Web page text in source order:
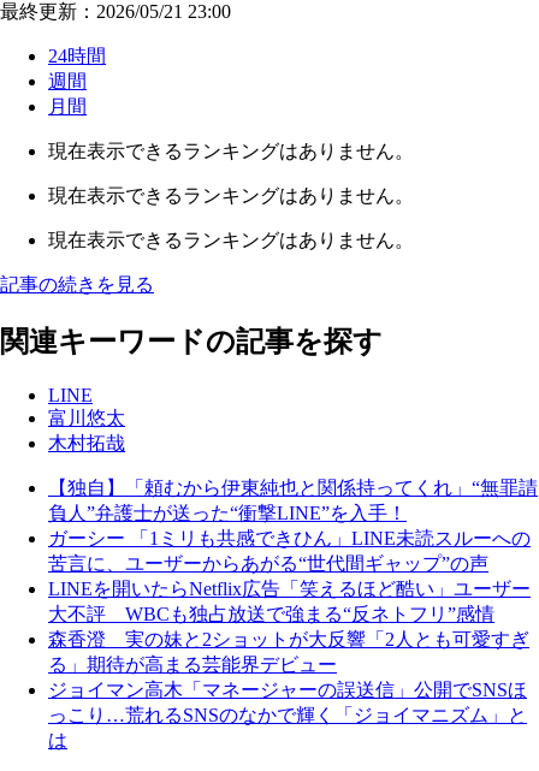
最終更新：2026/05/21 23:00
24時間
週間
月間
現在表示できるランキングはありません。
現在表示できるランキングはありません。
現在表示できるランキングはありません。
記事の続きを見る
関連キーワードの記事を探す
LINE
富川悠太
木村拓哉
【独自】「頼むから伊東純也と関係持ってくれ」“無罪請
負人”弁護士が送った“衝撃LINE”を入手！
ガーシー 「1ミリも共感できひん」LINE未読スルーへの
苦言に、ユーザーからあがる“世代間ギャップ”の声
LINEを開いたらNetflix広告「笑えるほど酷い」ユーザー
大不評 WBCも独占放送で強まる“反ネトフリ”感情
森香澄 実の妹と2ショットが大反響「2人とも可愛すぎ
る」期待が高まる芸能界デビュー
ジョイマン高木「マネージャーの誤送信」公開でSNSほ
っこり…荒れるSNSのなかで輝く「ジョイマニズム」と
は